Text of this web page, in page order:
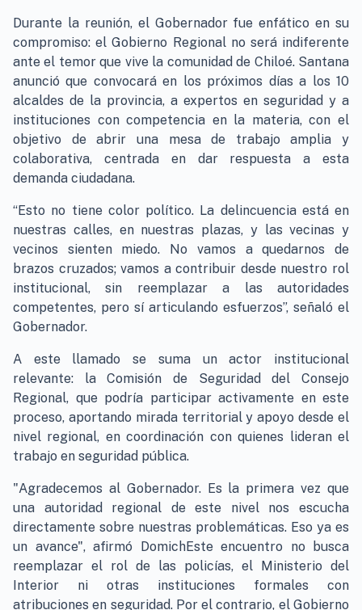
Durante la reunión, el Gobernador fue enfático en su
compromiso: el Gobierno Regional no será indiferente
ante el temor que vive la comunidad de Chiloé. Santana
anunció que convocará en los próximos días a los 10
alcaldes de la provincia, a expertos en seguridad y a
instituciones con competencia en la materia, con el
objetivo de abrir una mesa de trabajo amplia y
colaborativa, centrada en dar respuesta a esta
demanda ciudadana.
“Esto no tiene color político. La delincuencia está en
nuestras calles, en nuestras plazas, y las vecinas y
vecinos sienten miedo. No vamos a quedarnos de
brazos cruzados; vamos a contribuir desde nuestro rol
institucional, sin reemplazar a las autoridades
competentes, pero sí articulando esfuerzos”, señaló el
Gobernador.
A este llamado se suma un actor institucional
relevante: la Comisión de Seguridad del Consejo
Regional, que podría participar activamente en este
proceso, aportando mirada territorial y apoyo desde el
nivel regional, en coordinación con quienes lideran el
trabajo en seguridad pública.
"Agradecemos al Gobernador. Es la primera vez que
una autoridad regional de este nivel nos escucha
directamente sobre nuestras problemáticas. Eso ya es
un avance", afirmó DomichEste encuentro no busca
reemplazar el rol de las policías, el Ministerio del
Interior ni otras instituciones formales con
atribuciones en seguridad. Por el contrario, el Gobierno